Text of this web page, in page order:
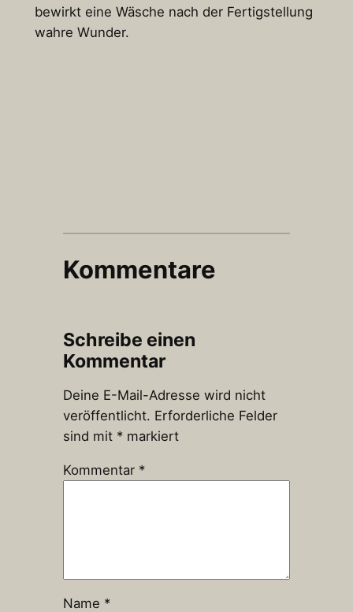
bewirkt eine Wäsche nach der Fertigstellung
wahre Wunder.
Kommentare
Schreibe einen
Kommentar
Deine E-Mail-Adresse wird nicht
veröffentlicht. Erforderliche Felder
sind mit *markiert
Kommentar *
Name *